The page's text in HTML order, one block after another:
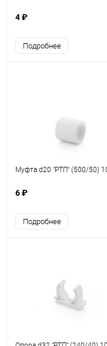
4 ₽
Подробнее
Муфта d20 "РТП" (500/50)
6 ₽
Подробнее